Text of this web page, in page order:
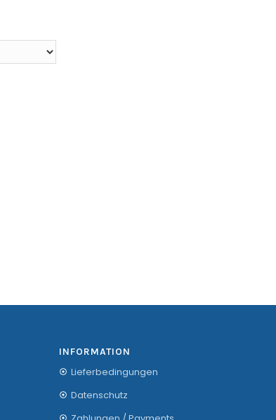
INFORMATION
Lieferbedingungen
Datenschutz